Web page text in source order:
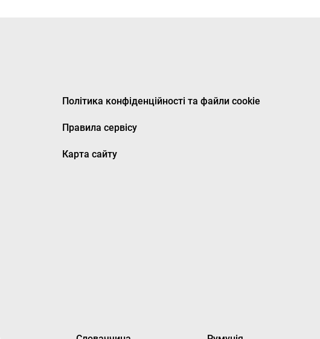
Політика конфіденційності та файли cookie
Правила сервісу
Карта сайту